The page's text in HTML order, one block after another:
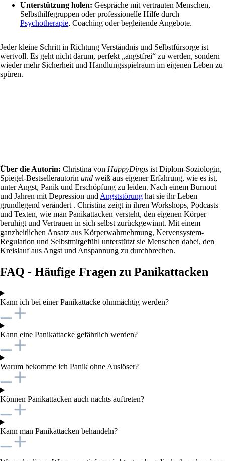
Unterstützung holen: Gespräche mit vertrauten Menschen,
Selbsthilfegruppen oder professionelle Hilfe durch
Psychotherapie, Coaching oder begleitende Angebote.
Jeder kleine Schritt in Richtung Verständnis und Selbstfürsorge ist
wertvoll. Es geht nicht darum, perfekt „angstfrei“ zu werden, sondern
wieder mehr Sicherheit und Handlungsspielraum im eigenen Leben zu
spüren.
Über die Autorin: Christina von HappyDings ist Diplom-Soziologin,
Spiegel-Bestsellerautorin und weiß aus eigener Erfahrung, wie es ist,
unter Angst, Panik und Erschöpfung zu leiden. Nach einem Burnout
und Jahren mit Depression undAngststörung hat sie ihr Leben
grundlegend verändert . Christina zeigt in ihren Workshops, Podcasts
und Texten, wie man Panikattacken versteht, den eigenen Körper
beruhigt und Vertrauen in sich selbst zurückgewinnt. Mit einem
ganzheitlichen Ansatz aus Körperwahrnehmung, Nervensystem-
Regulation und Selbstmitgefühl unterstützt sie Menschen dabei, den
Kreislauf aus Angst und Anspannung zu durchbrechen.
FAQ - Häufige Fragen zu Panikattacken
Kann ich bei einer Panikattacke ohnmächtig werden?
Kann eine Panikattacke gefährlich werden?
Warum bekomme ich Panik ohne Auslöser?
Können Panikattacken auch nachts auftreten?
Kann man Panikattacken behandeln?